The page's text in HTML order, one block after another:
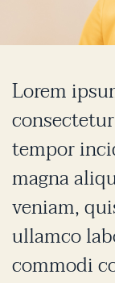
Lorem
tempor
magna
veniam,
ullamco
commodi